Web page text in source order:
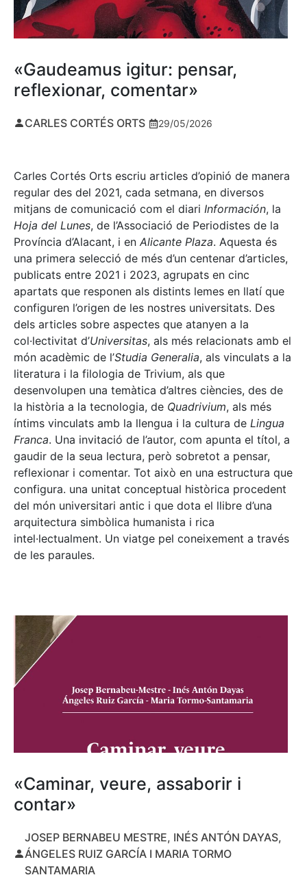
«Gaudeamus igitur: pensar,
reflexionar, comentar»
CARLES CORTÉS ORTS 29/05/2026
Carles Cortés Orts escriu articles d’opinió de manera
regular des del 2021, cada setmana, en diversos
mitjans de comunicació com el diari Información, la
Hoja del Lunes, de l’Associació de Periodistes de la
Província d’Alacant, i en Alicante Plaza. Aquesta és
una primera selecció de més d’un centenar d’articles,
publicats entre 2021 i 2023, agrupats en cinc
apartats que responen als distints lemes en llatí que
configuren l’origen de les nostres universitats. Des
dels articles sobre aspectes que atanyen a la
col·lectivitat d’Universitas, als més relacionats amb el
món acadèmic de l’Studia Generalia, als vinculats a la
literatura i la filologia de Trivium, als que
desenvolupen una temàtica d’altres ciències, des de
la història a la tecnologia, de Quadrivium, als més
íntims vinculats amb la llengua i la cultura de Lingua
Franca. Una invitació de l’autor, com apunta el títol, a
gaudir de la seua lectura, però sobretot a pensar,
reflexionar i comentar. Tot això en una estructura que
configura. una unitat conceptual històrica procedent
del món universitari antic i que dota el llibre d’una
arquitectura simbòlica humanista i rica
intel·lectualment. Un viatge pel coneixement a través
de les paraules.
«Caminar, veure, assaborir i
contar»
JOSEP BERNABEU MESTRE, INÉS ANTÓN DAYAS,
ÁNGELES RUIZ GARCÍA I MARIA TORMO
SANTAMARIA